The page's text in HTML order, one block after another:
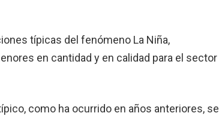
típicas del fenómeno La Niña,
en cantidad y en calidad para el sector
como ha ocurrido en años anteriores, se